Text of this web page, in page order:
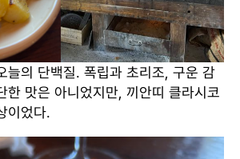
늘의 단백질. 폭립과 초리조, 구운 감
한 맛은 아니었지만, 끼안띠 클라시코
이었다.